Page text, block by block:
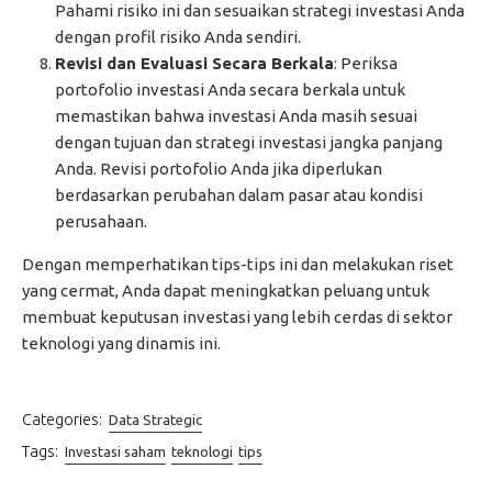
Pahami risiko ini dan sesuaikan strategi investasi Anda
dengan profil risiko Anda sendiri.
Revisi dan Evaluasi Secara Berkala: Periksa
portofolio investasi Anda secara berkala untuk
memastikan bahwa investasi Anda masih sesuai
dengan tujuan dan strategi investasi jangka panjang
Anda. Revisi portofolio Anda jika diperlukan
berdasarkan perubahan dalam pasar atau kondisi
perusahaan.
Dengan memperhatikan tips-tips ini dan melakukan riset
yang cermat, Anda dapat meningkatkan peluang untuk
membuat keputusan investasi yang lebih cerdas di sektor
teknologi yang dinamis ini.
Categories: Data Strategic
Tags: Investasi saham teknologi tips